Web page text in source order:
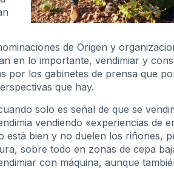
de Origen y
en lo importante, vendimiar y
por los gabinetes de prensa que
que hay.
solo es señal de que se
vendiendo «experiencias de
bien y no duelen los riñones,
sobre todo en zonas de cepa
con máquina, aunque